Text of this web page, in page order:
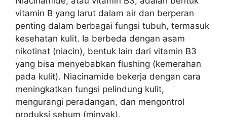
vitamin B yang larut dalam air dan berperan
penting dalam berbagai fungsi tubuh, termasuk
kesehatan kulit. Ia berbeda dengan asam
nikotinat (niacin), bentuk lain dari vitamin B3
yang bisa menyebabkan flushing (kemerahan
pada kulit). Niacinamide bekerja dengan cara
meningkatkan fungsi pelindung kulit,
mengurangi peradangan, dan mengontrol
produksi sebum (minyak).